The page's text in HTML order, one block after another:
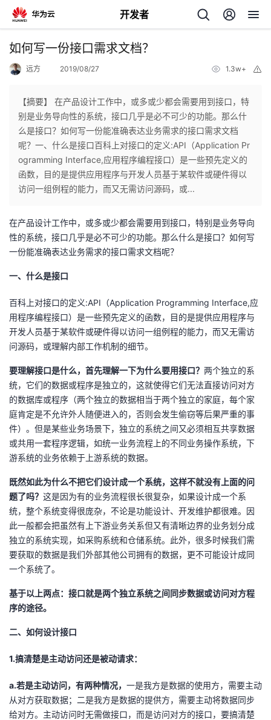
开发者
返
个
人
页
我
开
我
的
博
客
我
的
论
坛
我
的
圈
我
的
播
我
活
动
的
关
注
我
的
开
发
者
我
我
的
Programs
我
支
的
我
如何写一份接口需求文档？
远方 2019/08/27 1.3w+
【摘要】 在产品设计工作中，或多或少都会需要用到接口，特
别是业务导向性的系统，接口几乎是必不可少的功能。那么什
么是接口？如何写一份能准确表达业务需求的接口需求文档
呢？一、什么是接口百科上对接口的定义:API（Application Pr
ogramming Interface,应用程序编程接口）是一些预先定义的
函数，目的是提供应用程序与开发人员基于某软件或硬件得以
访问一组例程的能力，而又无需访问源码，或...
在产品设计工作中，或多或少都会需要用到接口，特别是业务导向
性的系统，接口几乎是必不可少的功能。那么什么是接口？如何写
一份能准确表达业务需求的接口需求文档呢？
一、什么是接口
百科上对接口的定义:API（Application Programming Interface,应
用程序编程接口）是一些预先定义的函数，目的是提供应用程序与
开发人员基于某软件或硬件得以访问一组例程的能力，而又无需访
问源码，或理解内部工作机制的细节。
要理解接口是什么，首先理解一下为什么要用接口？ 两个独立的系
统，它们的数据或程序是独立的，这就使得它们无法直接访问对方
的数据库或程序（两个独立的数据相当于两个独立的家庭，每个家
庭肯定是不允许外人随便进入的，否则会发生偷窃等后果严重的事
件）。但是某些业务场景下，独立的系统之间又必须相互共享数据
或共用一套程序逻辑，如统一业务流程上的不同业务操作系统，下
游系统的业务依赖于上游系统的数据。
既然如此为什么不把它们设计成一个系统，这样不就没有上面的问
题了吗？ 这是因为有的业务流程很长很复杂，如果设计成一个系
统，整个系统变得很庞杂，不论是功能设计、开发维护都很难。因
此一般都会把虽然有上下游业务关系但又有清晰边界的业务划分成
独立的系统实现，如采购系统和仓储系统。此外，很多时候我们需
要获取的数据是我们外部其他公司拥有的数据，更不可能设计成同
一个系统了。
基于以上两点：接口就是两个独立系统之间同步数据或访问对方程
序的途径。
二、如何设计接口
1.搞清楚是主动访问还是被动请求：
a.若是主动访问，有两种情况， 一是我方是数据的使用方，需要主动
从对方获取数据；二是我方是数据的提供方，需要主动将数据同步
给对方。主动访问时无需做接口，而是访问对方的接口，要搞清楚